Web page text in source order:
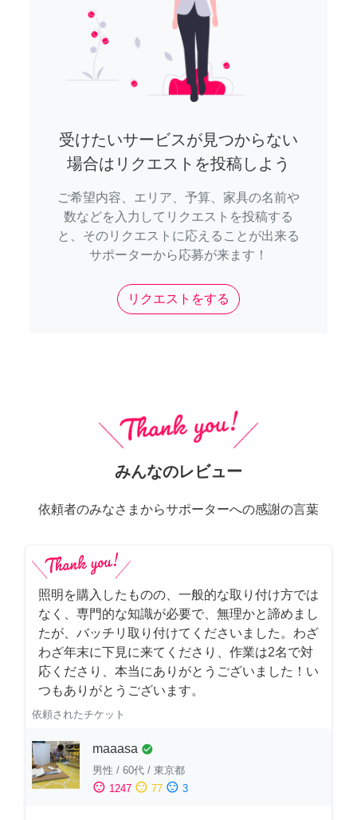
受けたいサービスが見つからない
場合はリクエストを投稿しよう
ご希望内容、エリア、予算、家具の名前や
数などを入力してリクエストを投稿する
と、そのリクエストに応えることが出来る
サポーターから応募が来ます！
リクエストをする
みんなのレビュー
依頼者のみなさまからサポーターへの感謝の言葉
照明を購入したものの、一般的な取り付け方では
なく、専門的な知識が必要で、無理かと諦めまし
たが、バッチリ取り付けてくださいました。わざ
わざ年末に下見に来てくださり、作業は2名で対
応くださり、本当にありがとうございました！い
つもありがとうございます。
依頼されたチケット
maaasa check_circle
男性 / 60代 / 東京都
sentiment_satisfied 1247 sentiment_neutral 77 sentiment_dissatisfied 3